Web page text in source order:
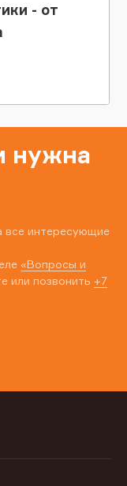
- от
нужна
все интересующие
«Вопросы и
или позвонить +7